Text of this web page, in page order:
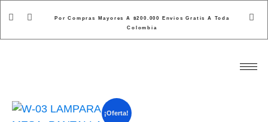
Por Compras Mayores A $200.000 Envios Gratis A Toda
Colombia
¡Oferta!